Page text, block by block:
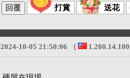
打賞 送花
2024-10-05 21:50:06 （ 1.200.14.100